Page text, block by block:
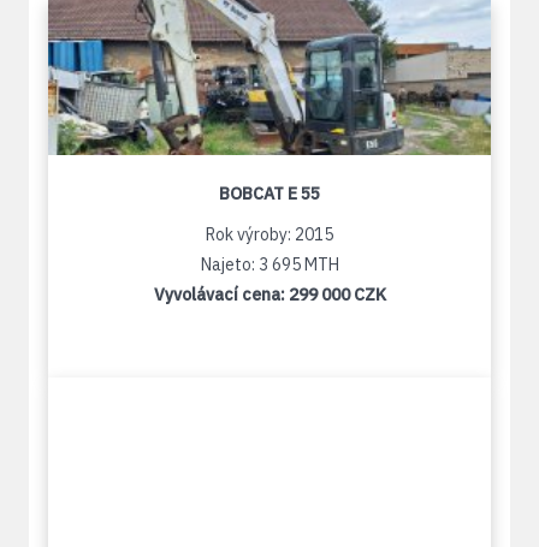
BOBCAT E 55
Rok výroby: 2015
Najeto: 3 695 MTH
Vyvolávací cena: 299 000 CZK